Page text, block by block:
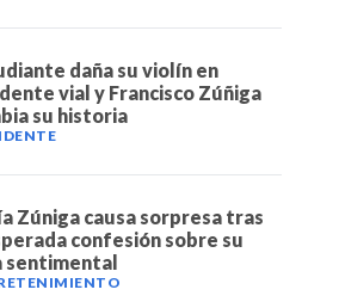
daña su violín en
vial y Francisco Zúñiga
su historia
Zúniga causa sorpresa tras
confesión sobre su
sentimental